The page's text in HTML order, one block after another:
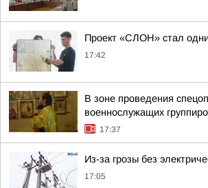
Проект «СЛОН» стал
17:42
В зоне проведения
военнослужащих
17:37
Из-за грозы без
17:05